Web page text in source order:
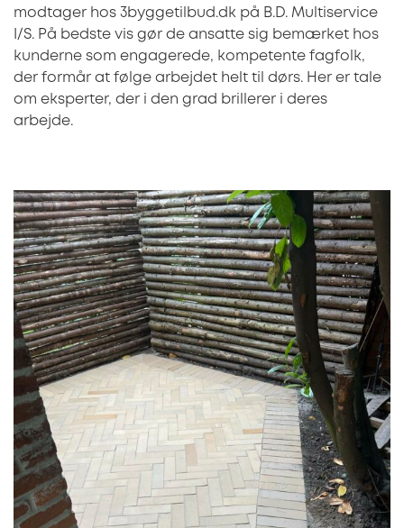
modtager hos 3byggetilbud.dk på B.D. Multiservice
I/S. På bedste vis gør de ansatte sig bemærket hos
kunderne som engagerede, kompetente fagfolk,
der formår at følge arbejdet helt til dørs. Her er tale
om eksperter, der i den grad brillerer i deres
arbejde.